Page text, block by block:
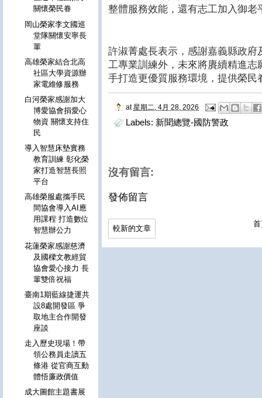
整體服務效能，還有志工加入御老
許淑菁處長表示，感謝嘉義縣政
工專業訓練外，未來將賡續精進
手打造更優質服務環境，提供榮民
at 星期二, 4月 28, 2026
Labels: 新聞總覽-國防警政
沒有留言:
發佈留言
較新的文章
關懷榮民眷
岡山榮家李文國巡
堂隊關懷安寧長
輩
高雄榮家結合北高
社區大學資源辦
家電維修服務
白河榮家感謝加大
博愛協會捐愛心
物資 關懷支持住
民
導入智慧床墊實務
教育訓練 彰化榮
家打造智慧長照
平台
高雄榮服處攜手民
間協會導入AI應
用課程 打造數位
智慧辦公力
花蓮榮家感謝慈濟
及國樑文教經貿
協會愛心接力 長
輩雙倍祝福
臺南1期藍線捷運共
設8處開發區 爭
取地主合作開發
座談
走入歷史現場！帶
領公務員走讀五
條港 從官商互動
體悟廉政價值
成大圖館主題書展